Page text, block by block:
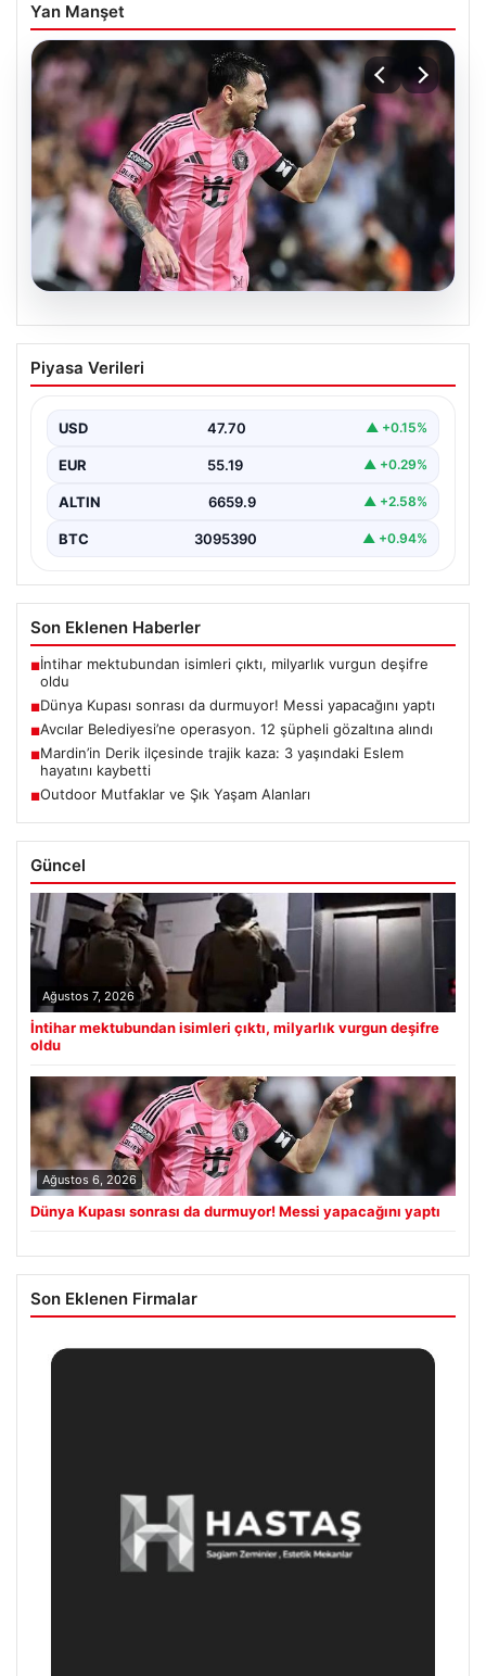
Yan Manşet
Dünya Kupası sonrası da durmuyor!
Messi yapacağını yaptı
Piyasa Verileri
USD 47.70 ▲ +0.15%
EUR 55.19 ▲ +0.29%
ALTIN 6659.9 ▲ +2.58%
BTC 3095390 ▲ +0.94%
Son Eklenen Haberler
■İntihar mektubundan isimleri çıktı, milyarlık vurgun deşifre
oldu
■Dünya Kupası sonrası da durmuyor! Messi yapacağını yaptı
■Avcılar Belediyesi’ne operasyon. 12 şüpheli gözaltına alındı
■Mardin’in Derik ilçesinde trajik kaza: 3 yaşındaki Eslem
hayatını kaybetti
■Outdoor Mutfaklar ve Şık Yaşam Alanları
Güncel
Ağustos 7, 2026
İntihar mektubundan isimleri çıktı, milyarlık vurgun deşifre
oldu
Ağustos 6, 2026
Dünya Kupası sonrası da durmuyor! Messi yapacağını yaptı
Son Eklenen Firmalar